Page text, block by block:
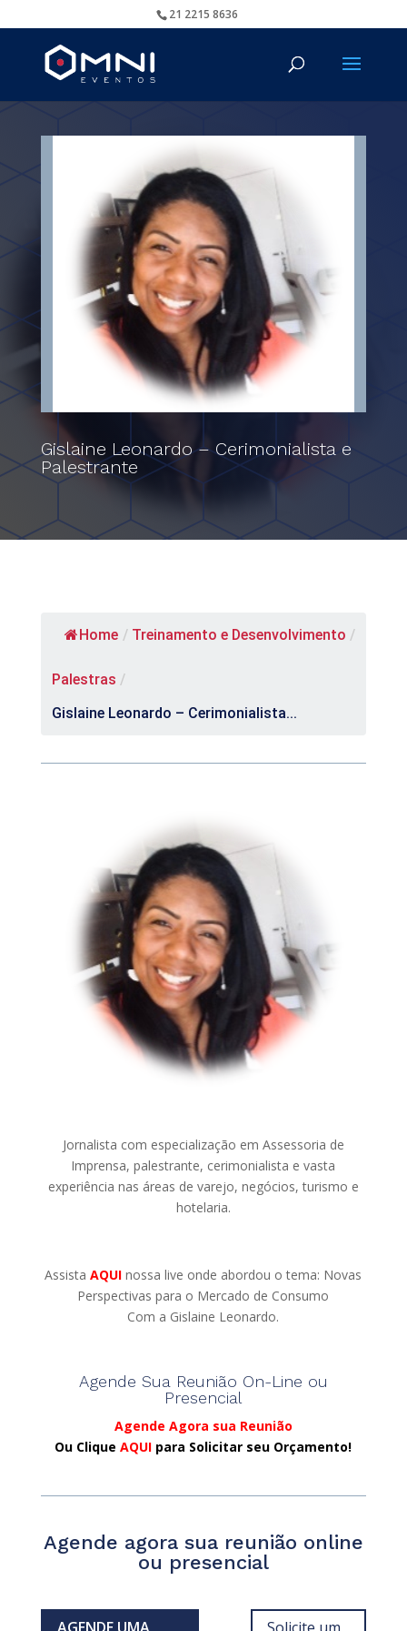
21 2215 8636
Gislaine Leonardo – Cerimonialista e
Palestrante
Home / Treinamento e Desenvolvimento /
Palestras /
Gislaine Leonardo – Cerimonialista...
Jornalista com especialização em Assessoria de
Imprensa, palestrante, cerimonialista e vasta
experiência nas áreas de varejo, negócios, turismo e
hotelaria.
AssistaAQUI nossa live onde abordou o tema: Novas
Perspectivas para o Mercado de Consumo
Com a Gislaine Leonardo.
Agende Sua Reunião On-Line ou
Presencial
Agende Agora sua Reunião
Ou CliqueAQUI para Solicitar seu Orçamento!
Agende agora sua reunião online
ou presencial